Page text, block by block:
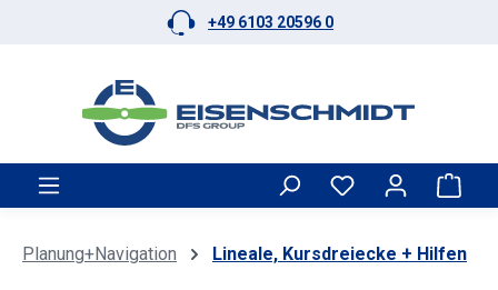
Zum Hauptinhalt springen+49 6103 20596 0
Planung+Navigation Lineale, Kursdreiecke + Hilfen